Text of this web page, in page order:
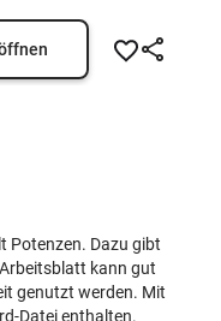
Potenzen. Dazu gibt
kann gut
genutzt werden. Mit
Datei enthalten.